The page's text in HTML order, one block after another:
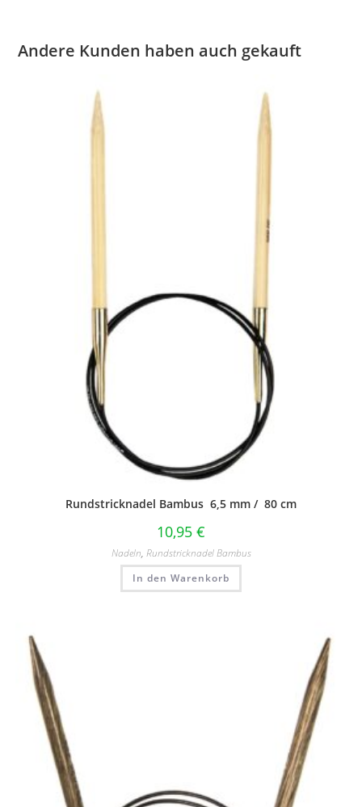
Andere Kunden haben auch gekauft
Rundstricknadel Bambus 6,5 mm / 80 cm
10,95 €
Nadeln, Rundstricknadel Bambus
In den Warenkorb